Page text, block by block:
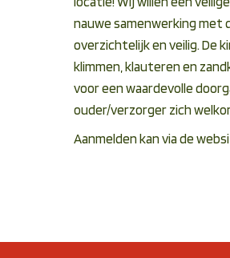
nauwe samenwerking met
overzichtelijk en veilig. De
klimmen, klauteren en
voor een waardevolle
ouder/verzorger zich
Aanmelden kan via de